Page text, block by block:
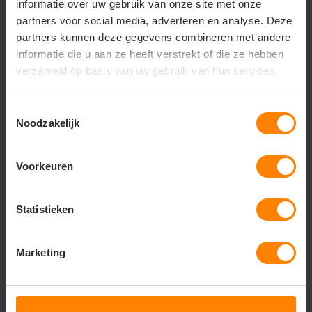
informatie over uw gebruik van onze site met onze
partners voor social media, adverteren en analyse. Deze
partners kunnen deze gegevens combineren met andere
informatie die u aan ze heeft verstrekt of die ze hebben
verzameld op basis van uw gebruik van hun services.
Noodzakelijk
Voorkeuren
Statistieken
Marketing
Uitstekend geschikt voor bedrukken en
borduren
Materiaal:300D Polyester met TPE-backing en
100% polyester voering
Duurzaamheid:PU-gecoate boven-, onder- en
Comfort:
Afwerking:
Luxe schouderriem met mat zilveren
metalen clips
Pasvorm:
Unisex model met een inhoud van ca. 8
liter (39x31x9 cm)
Vragen? Neem contact